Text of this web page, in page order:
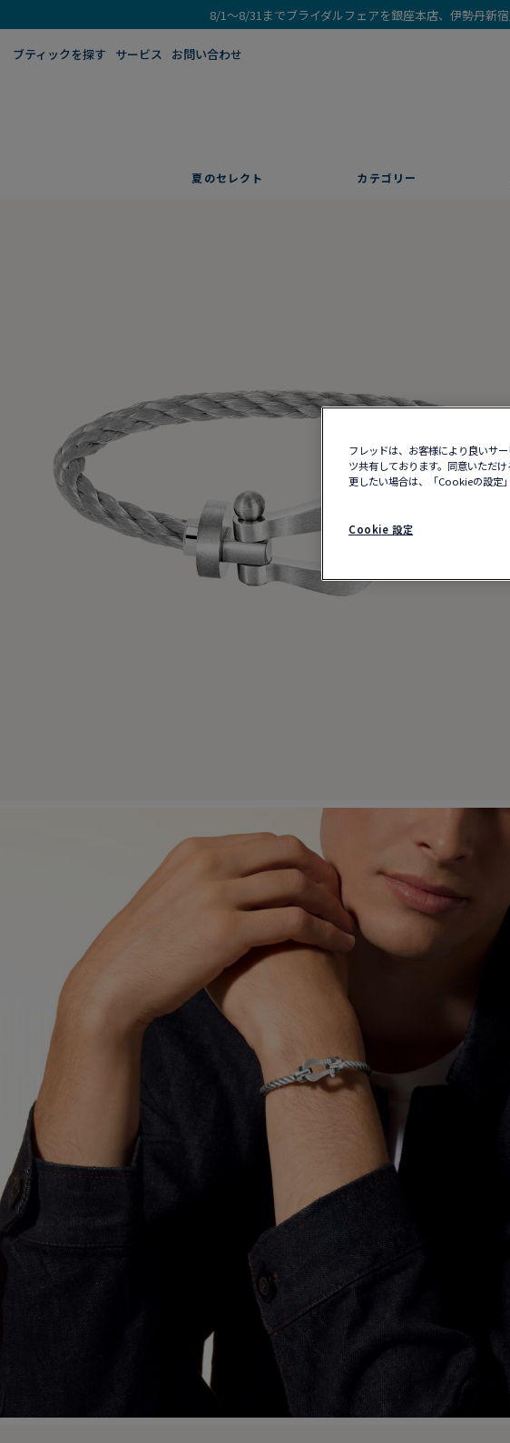
8/1～8/31までブライダルフェアを銀座本店、伊勢丹新
ブティックを探す​ サービス お問い合わせ
夏のセレクト カテゴリー
フレッドは、お客様により良いサ
ツ共有しております。同意いただ
更したい場合は、「Cookieの設定
Cookie 設定